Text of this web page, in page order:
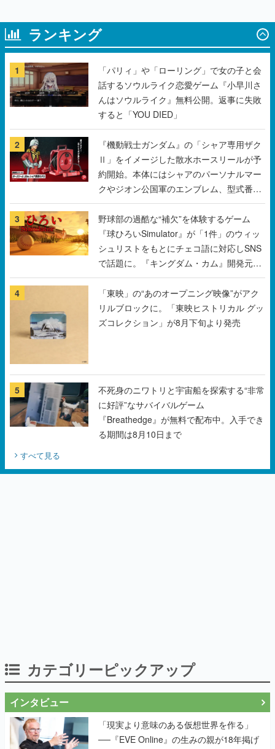
1
「パリィ」や「ローリング」で女の子と会
話するソウルライク恋愛ゲーム『小早川さ
んはソウルライク』無料公開。返事に失敗
すると「YOU DIED」
2
『機動戦士ガンダム』の「シャア専用ザク
Ⅱ」をイメージした散水ホースリールが予
約開始。本体にはシャアのパーソナルマー
クやジオン公国軍のエンブレム、型式番号
などを配置
3
野球部の過酷な“補欠”を体験するゲーム
『球ひろいSimulator』が「1件」のウィッ
シュリストをもとにチェコ語に対応しSNS
で話題に。『キングダム・カム』開発元や
チェコのプロ野球選手から称賛の声
4
「東映」の“あのオープニング映像”がアク
リルブロックに。「東映ヒストリカル グッ
ズコレクション」が8月下旬より発売
『Breathedge』が無料で配布中。入手でき
る期間は8月10日まで
すべて見る
「現実より意味のある仮想世界を作る」
──『EVE Online』の生みの親が18年掲げ
く本気だった